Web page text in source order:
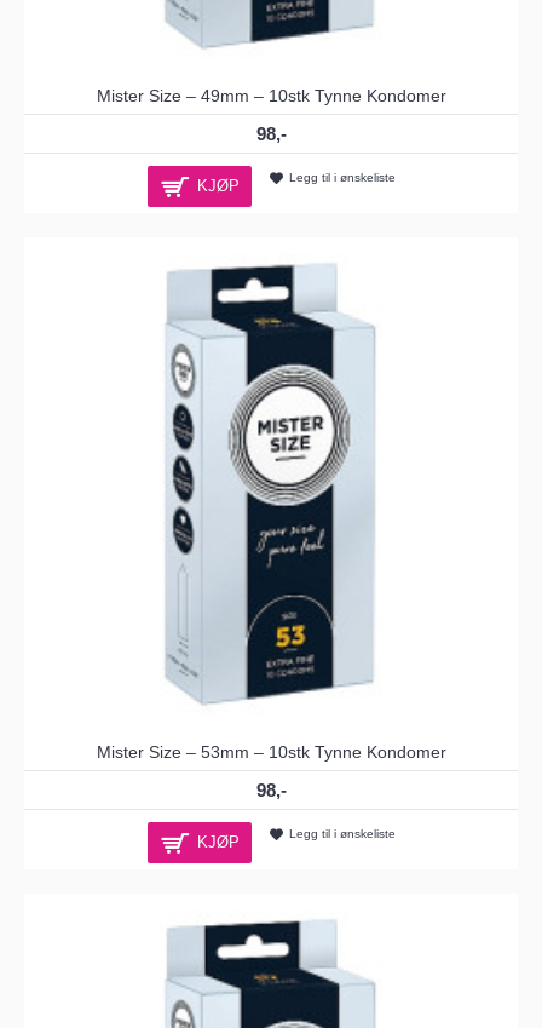
Mister Size – 49mm – 10stk Tynne Kondomer
98,-
KJØP Legg til i ønskeliste
Mister Size – 53mm – 10stk Tynne Kondomer
98,-
KJØP Legg til i ønskeliste